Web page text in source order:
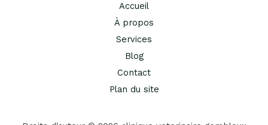
Accueil
À propos
Services
Blog
Contact
Plan du site